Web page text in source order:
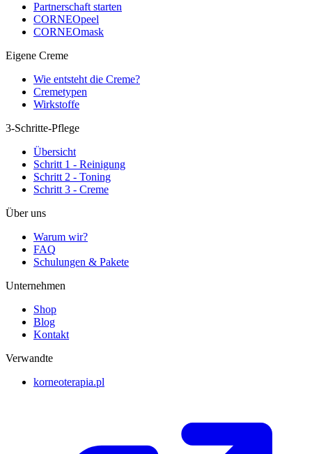
Partnerschaft starten
CORNEOpeel
CORNEOmask
Eigene Creme
Wie entsteht die Creme?
Cremetypen
Wirkstoffe
3-Schritte-Pflege
Übersicht
Schritt 1 - Reinigung
Schritt 2 - Toning
Schritt 3 - Creme
Über uns
Warum wir?
FAQ
Schulungen & Pakete
Unternehmen
Shop
Blog
Kontakt
Verwandte
korneoterapia.pl